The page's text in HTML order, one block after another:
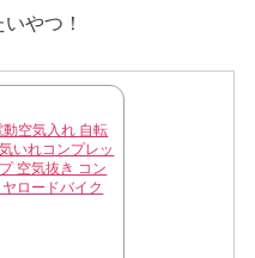
やつ！
空気入れ 自転
いれコンプレッ
空気抜き コン
ロードバイク